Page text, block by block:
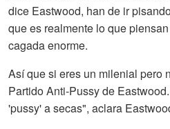
dice Eastwood, han de ir
que es realmente lo que
cagada enorme.
Así que si eres un milenial pero
Partido Anti-Pussy de Eastwood.
'pussy' a secas", aclara